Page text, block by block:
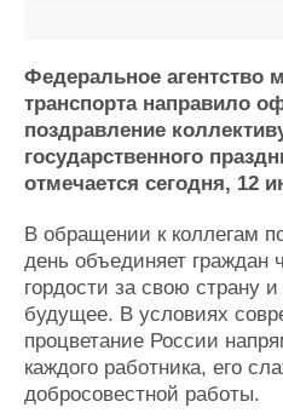
Пульс
Новости
Компании
Репутация
Работа
Журнал
Реклама
Доска
Конференции
Выставки и семинары
Личности
Федеральное агентство
транспорта направило
поздравление
государственного
отмечается сегодня, 12
В обращении к коллегам
день объединяет граждан
гордости за свою страну
будущее. В условиях
процветание России
каждого работника, его
добросовестной работы.